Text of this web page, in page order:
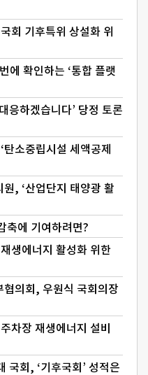
회 기후특위 상설화 위
에 확인하는 ‘통합 플랫
응하겠습니다’ 당정 토론
소중립시설 세액공제
, ‘산업단지 태양광 활
축에 기여하려면?
생에너지 활성화 위한
의회, 우원식 국회의장
차장 재생에너지 설비
회, ‘기후국회’ 성적은